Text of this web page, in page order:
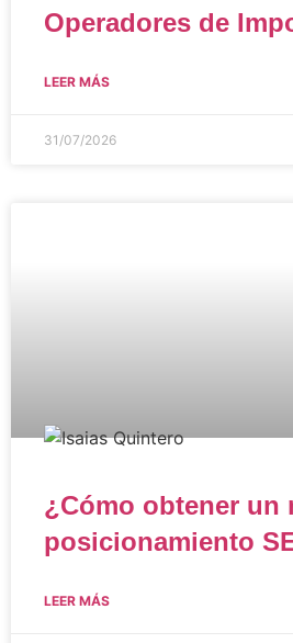
Operadores de
LEER MÁS
31/07/2026
¿Cómo obtener un
posicionamiento
LEER MÁS